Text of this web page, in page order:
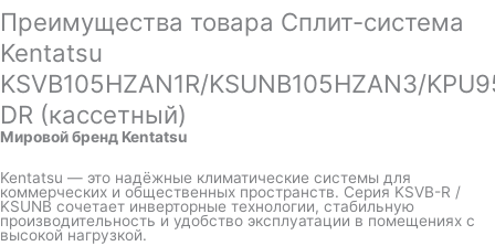
Преимущества товара Сплит-система
Kentatsu
KSVB105HZAN1R/KSUNB105HZAN3/
DR (кассетный)
Мировой бренд Kentatsu
Kentatsu — это надёжные климатические системы для
коммерческих и общественных пространств. Серия KSVB-R /
KSUNB сочетает инверторные технологии, стабильную
производительность и удобство эксплуатации в помещениях с
высокой нагрузкой.